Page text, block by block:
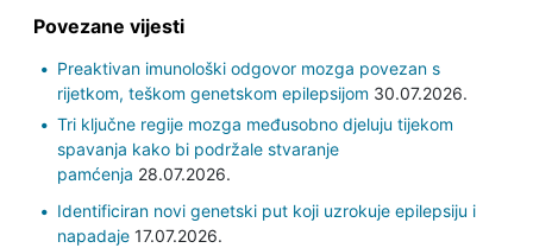
Povezane vijesti
Preaktivan imunološki odgovor mozga povezan s
rijetkom, teškom genetskom epilepsijom 30.07.2026.
Tri ključne regije mozga međusobno djeluju tijekom
spavanja kako bi podržale stvaranje
pamćenja 28.07.2026.
Identificiran novi genetski put koji uzrokuje epilepsiju i
napadaje17.07.2026.